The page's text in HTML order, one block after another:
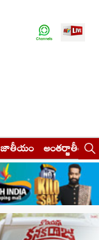
జాతీయం అంతర్జాతీయం